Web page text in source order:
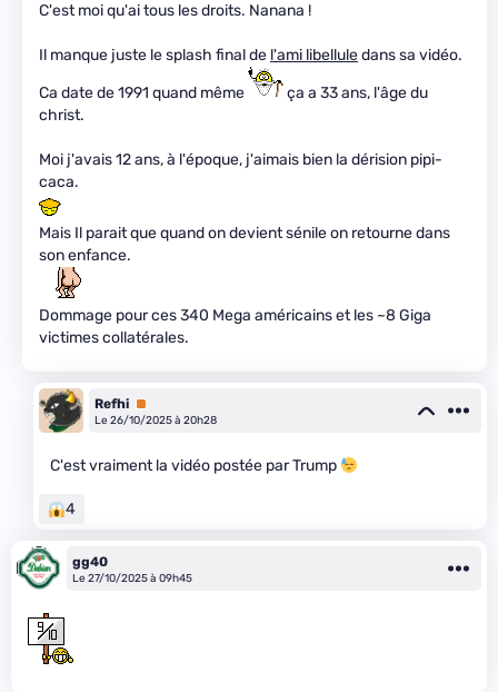
C'est moi qu'ai tous les droits. Nanana !
Il manque juste le splash final de l'ami libelluledans sa vidéo.
Ca date de 1991 quand même
ça a 33 ans, l'âge du
christ.
Moi j'avais 12 ans, à l'époque, j'aimais bien la dérision pipi-
caca.
Mais Il parait que quand on devient sénile on retourne dans
son enfance.
Dommage pour ces 340 Mega américains et les ~8 Giga
victimes collatérales.
Refhi Premium
Le 26/10/2025 à 20h28
C'est vraiment la vidéo postée par Trump
4
gg40
Le 27/10/2025 à 09h45